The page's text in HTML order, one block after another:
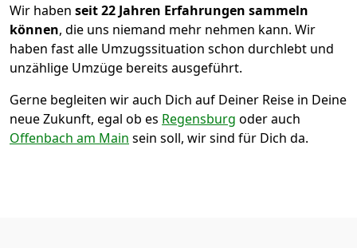
Wir haben seit22 Jahren Erfahrungen sammeln
können, die uns niemand mehr nehmen kann. Wir
haben fast alle Umzugssituation schon durchlebt und
unzählige Umzüge bereits ausgeführt.
Gerne begleiten wir auch Dich auf Deiner Reise in Deine
neue Zukunft, egal ob es Regensburg oder auch
Offenbach am Main sein soll, wir sind für Dich da.